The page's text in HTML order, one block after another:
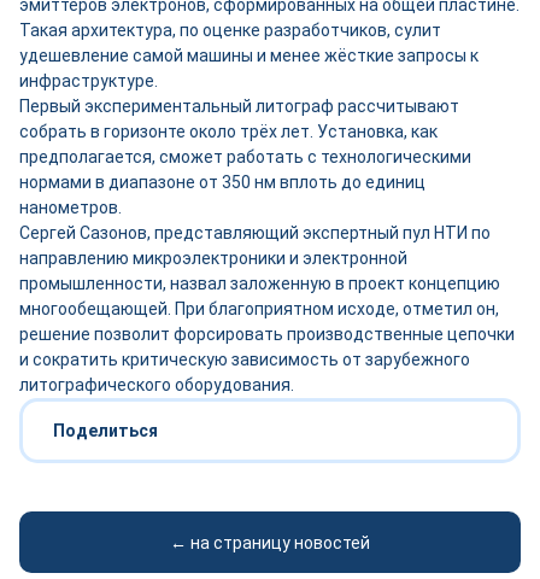
эмиттеров электронов, сформированных на общей пластине.
Такая архитектура, по оценке разработчиков, сулит
удешевление самой машины и менее жёсткие запросы к
инфраструктуре.
Первый экспериментальный литограф рассчитывают
собрать в горизонте около трёх лет. Установка, как
предполагается, сможет работать с технологическими
нормами в диапазоне от 350 нм вплоть до единиц
нанометров.
Сергей Сазонов, представляющий экспертный пул НТИ по
направлению микроэлектроники и электронной
промышленности, назвал заложенную в проект концепцию
многообещающей. При благоприятном исходе, отметил он,
решение позволит форсировать производственные цепочки
и сократить критическую зависимость от зарубежного
литографического оборудования.
Поделиться
← на страницу новостей